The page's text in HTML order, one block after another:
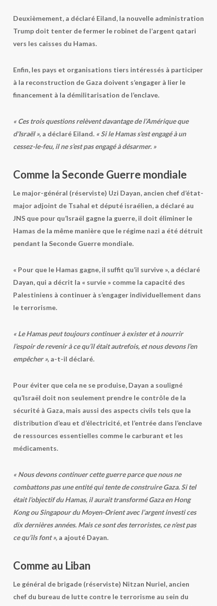
Deuxièmement, a déclaré Eiland, la nouvelle administration
Trump doit tenter de fermer le robinet de l’argent qatari
vers les caisses du Hamas.
Enfin, les pays et organisations tiers intéressés à participer
à la reconstruction de Gaza doivent s’engager à lier le
financement à la démilitarisation de l’enclave.
« Ces trois questions relèvent davantage de l’Amérique que
d’Israël »,a déclaré Eiland. « Si le Hamas s’est engagé à un
cessez-le-feu, il ne s’est pas engagé à désarmer. »
Comme la Seconde Guerre mondiale
Le major-général (réserviste) Uzi Dayan, ancien chef d’état-
major adjoint de Tsahal et député israélien, a déclaré au
JNS que pour qu’Israël gagne la guerre, il doit éliminer le
Hamas de la même manière que le régime nazi a été détruit
pendant la Seconde Guerre mondiale.
« Pour que le Hamas gagne, il suffit qu’il survive », a déclaré
Dayan, qui a décrit la « survie » comme la capacité des
Palestiniens à continuer à s’engager individuellement dans
le terrorisme.
« Le Hamas peut toujours continuer à exister et à nourrir
l’espoir de revenir à ce qu’il était autrefois, et nous devons l’en
empêcher »,a-t-il déclaré.
Pour éviter que cela ne se produise, Dayan a souligné
qu’Israël doit non seulement prendre le contrôle de la
sécurité à Gaza, mais aussi des aspects civils tels que la
distribution d’eau et d’électricité, et l’entrée dans l’enclave
de ressources essentielles comme le carburant et les
médicaments.
« Nous devons continuer cette guerre parce que nous ne
combattons pas une entité qui tente de construire Gaza. Si tel
était l’objectif du Hamas, il aurait transformé Gaza en Hong
Kong ou Singapour du Moyen-Orient avec l’argent investi ces
dix dernières années. Mais ce sont des terroristes, ce n’est pas
ce qu’ils font »,a ajouté Dayan.
Comme au Liban
Le général de brigade (réserviste) Nitzan Nuriel, ancien
chef du bureau de lutte contre le terrorisme au sein du